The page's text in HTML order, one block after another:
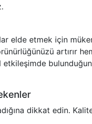
elde etmek için
artırır
etkileşimde
dikkat edin.